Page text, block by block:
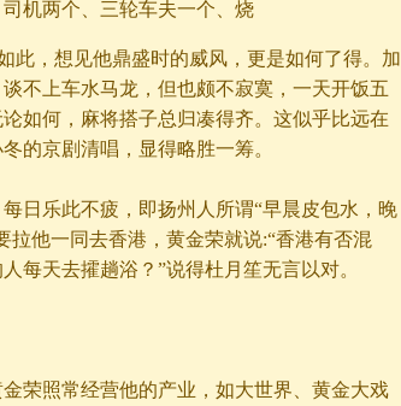
机两个、三轮车夫一个、烧
此，想见他鼎盛时的威风，更是如何了得。加
谈不上车水马龙，但也颇不寂寞，一天开饭五
如何，麻将搭子总归凑得齐。这似乎比远在
的京剧清唱，显得略胜一筹。
乐此不疲，即扬州人所谓“早晨皮包水，晚
拉他一同去香港，黄金荣就说:“香港有否混
每天去攉趟浴？”说得杜月笙无言以对。
照常经营他的产业，如大世界、黄金大戏